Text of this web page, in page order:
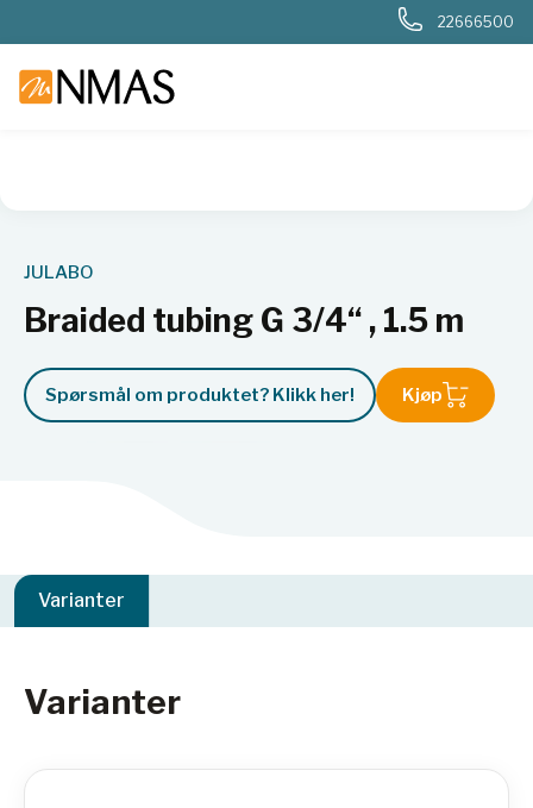
22666500
JULABO
Braided tubing G 3/4“ , 1.5 m
Spørsmål om produktet? Klikk her! Kjøp
Varianter
Varianter